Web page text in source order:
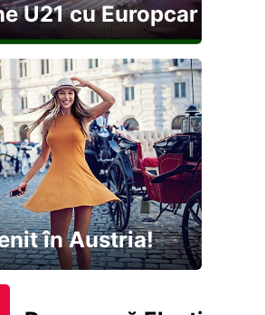
U21 cu Europcar
în Austria!